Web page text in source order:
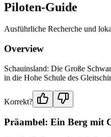
Piloten-Guide
Ausführliche Recherche und
Overview
Schauinsland: Die Große
in die Hohe Schule des
Korrekt?
Präambel: Ein Berg mit